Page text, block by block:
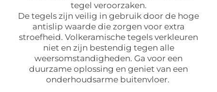
tegel veroorzaken.
De tegels zijn veilig in gebruik door de hoge
antislip waarde die zorgen voor extra
stroefheid. Volkeramische tegels verkleuren
niet en zijn bestendig tegen alle
weersomstandigheden. Ga voor een
duurzame oplossing en geniet van een
onderhoudsarme buitenvloer.